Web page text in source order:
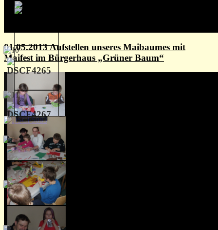
01.05.2013 Aufstellen unseres Maibaumes mit
Maifest im Bürgerhaus „Grüner Baum“